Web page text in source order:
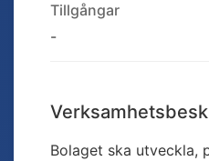
Tillgångar
-
Bolaget ska utveckla,